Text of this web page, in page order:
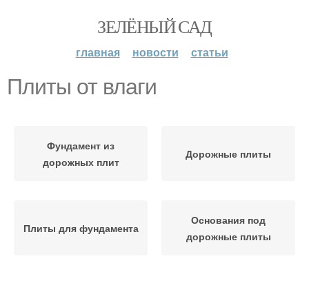
ЗЕЛЁНЫЙ САД
главная новости статьи
Плиты от влаги
Фундамент из
дорожных плит
Дорожные плиты
Плиты для фундамента
Основания под
дорожные плиты